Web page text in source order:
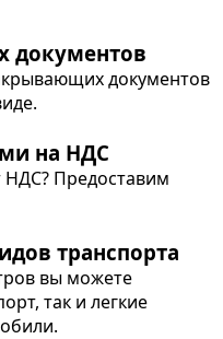
документов
документов
на НДС
НДС? Предоставим
транспорта
вы можете
так и легкие